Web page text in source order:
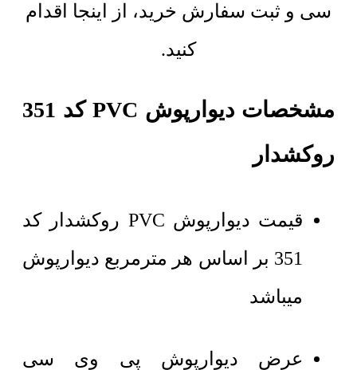
سی و ثبت سفارش خرید، از اینجا اقدام
کنید.
مشخصات دیوارپوش PVC کد 351
روکشدار
قیمت دیوارپوش PVC روکشدار کد
351 بر اساس هر مترمربع دیوارپوش
میباشد
عرض دیوارپوش پی وی سی